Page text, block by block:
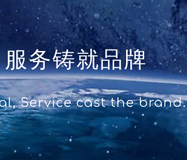
务铸就品牌
Service cast the brand.